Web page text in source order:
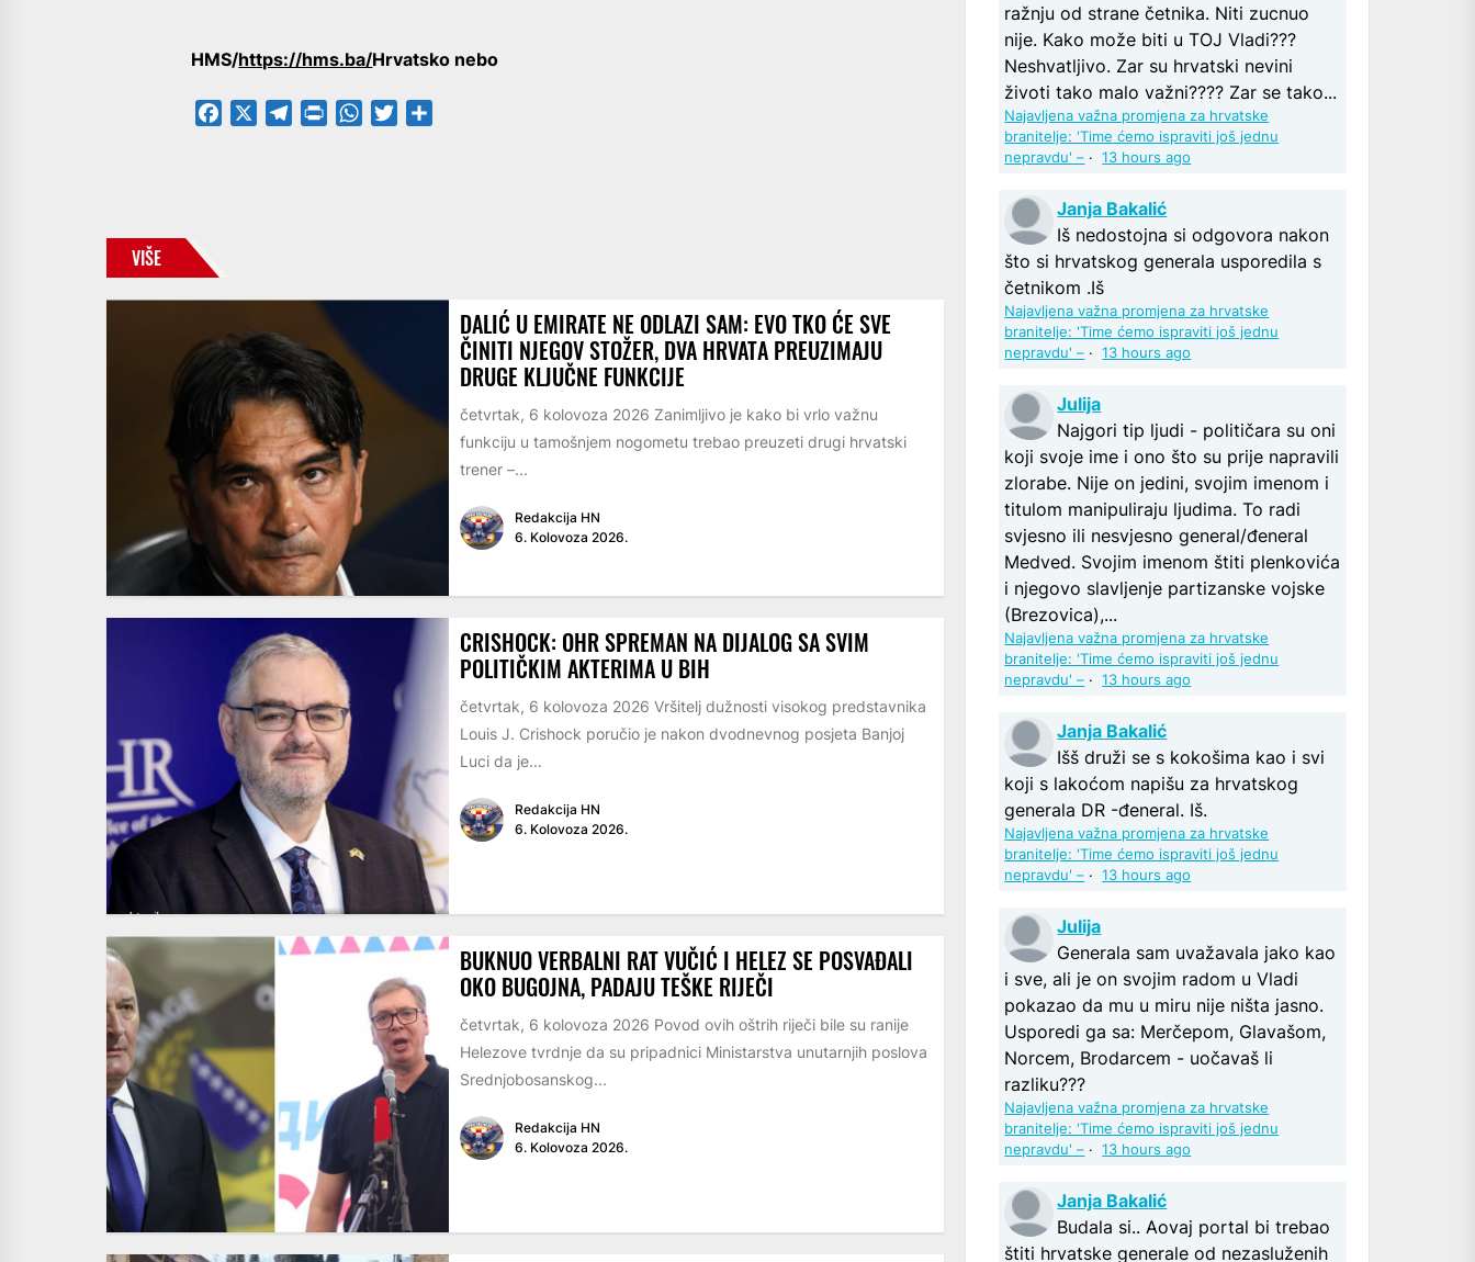
HMS/https://hms.ba/Hrvatsko nebo
FacebookTelegramPrintFriendly
WhatsApp
Twitter
VIŠE
DALIĆ U EMIRATE NE ODLAZI SAM: EVO TKO ĆE SVE
ČINITI NJEGOV STOŽER, DVA HRVATA PREUZIMAJU
DRUGE KLJUČNE FUNKCIJE
četvrtak, 6 kolovoza 2026 Zanimljivo je kako bi vrlo važnu
funkciju u tamošnjem nogometu trebao preuzeti drugi hrvatski
trener –...
Redakcija HN
6. Kolovoza 2026.
CRISHOCK: OHR SPREMAN NA DIJALOG SA SVIM
POLITIČKIM AKTERIMA U BIH
četvrtak, 6 kolovoza 2026 Vršitelj dužnosti visokog predstavnika
Louis J. Crishock poručio je nakon dvodnevnog posjeta Banjoj
Luci da je...
Redakcija HN
6. Kolovoza 2026.
BUKNUO VERBALNI RAT VUČIĆ I HELEZ SE POSVAĐALI
OKO BUGOJNA, PADAJU TEŠKE RIJEČI
četvrtak, 6 kolovoza 2026 Povod ovih oštrih riječi bile su ranije
Helezove tvrdnje da su pripadnici Ministarstva unutarnjih poslova
Srednjobosanskog...
Redakcija HN
6. Kolovoza 2026.
ražnju od strane četnika. Niti zucnuo
nije. Kako može biti u TOJ Vladi???
Neshvatljivo. Zar su hrvatski nevini
životi tako malo važni???? Zar se tako...
Najavljena važna promjena za hrvatske
branitelje: 'Time ćemo ispraviti još jednu
nepravdu' – ·13 hours ago
Janja Bakalić
Iš nedostojna si odgovora nakon
što si hrvatskog generala usporedila s
četnikom .Iš
Najavljena važna promjena za hrvatske
branitelje: 'Time ćemo ispraviti još jednu
nepravdu' – ·13 hours ago
Julija
Najgori tip ljudi - političara su oni
koji svoje ime i ono što su prije napravili
zlorabe. Nije on jedini, svojim imenom i
titulom manipuliraju ljudima. To radi
svjesno ili nesvjesno general/đeneral
Medved. Svojim imenom štiti plenkovića
i njegovo slavljenje partizanske vojske
(Brezovica),...
Najavljena važna promjena za hrvatske
branitelje: 'Time ćemo ispraviti još jednu
nepravdu' – ·13 hours ago
Janja Bakalić
Išš druži se s kokošima kao i svi
koji s lakoćom napišu za hrvatskog
generala DR -đeneral. Iš.
Najavljena važna promjena za hrvatske
branitelje: 'Time ćemo ispraviti još jednu
nepravdu' – ·13 hours ago
Julija
Generala sam uvažavala jako kao
i sve, ali je on svojim radom u Vladi
pokazao da mu u miru nije ništa jasno.
Usporedi ga sa: Merčepom, Glavašom,
Norcem, Brodarcem - uočavaš li
razliku???
Najavljena važna promjena za hrvatske
branitelje: 'Time ćemo ispraviti još jednu
nepravdu' – ·13 hours ago
Janja Bakalić
Budala si.. Aovaj portal bi trebao
štiti hrvatske generale od nezasluženih